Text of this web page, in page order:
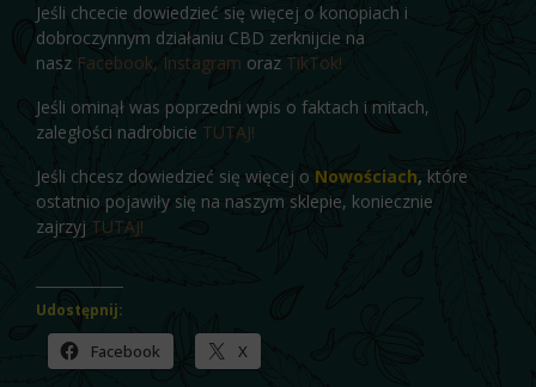
Jeśli chcecie dowiedzieć się więcej o konopiach i
dobroczynnym działaniu CBD zerknijcie na
nasz Facebook, Instagram oraz TikTok!
Jeśli ominął was poprzedni wpis o faktach i mitach,
zaległości nadrobicie TUTAJ!
Jeśli chcesz dowiedzieć się więcej o Nowościach, które
ostatnio pojawiły się na naszym sklepie, koniecznie
zajrzyj TUTAJ!
Udostępnij:
Facebook X